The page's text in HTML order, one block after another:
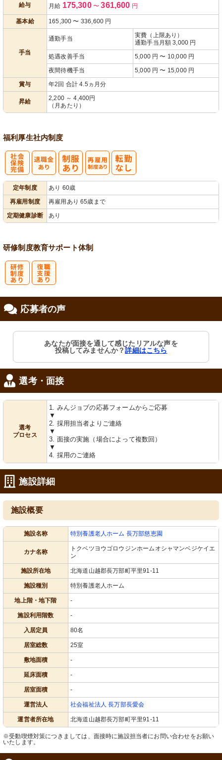
給与 月給 175,300 〜 361,600 円
基本給 165,300 〜 336,600 円
手当
通勤手当
実費（上限あり）
通勤手当月額 3,000 円
処遇改善手当
5,000 円 〜 10,000 円
夜間待機手当
5,000 円 〜 15,000 円
賞与
年2回 合計 4.5ヵ月分
昇給
2,200 ～ 4,400円
（月あたり）
福利厚生社内制度
定年制度
あり 60歳
再雇用制度
再雇用あり 65歳まで
定期健康診断
あり
研修制度教育サポート体制
応募者の声
あなたが面接を通して感じたリアルな声を
投稿してみませんか？詳細はこちら
選考・面接
選考
プロセス
1. みんジョブの応募フォームからご応募
▼
2. 採用担当者よりご連絡
▼
3. 面接の実施（場合によって複数回）
▼
4. 採用のご連絡
施設詳細
施設概要
施設名称 特別養護老人ホーム 長万部慈恵園
カナ名称
トクベツヨウゴロウジンホームオシャマンベジケイエ
ン
施設所在地 北海道山越郡長万部町平里91-11
施設種別 特別養護老人ホーム
地上階・地下階 -
施設利用階数 -
入居定員 80名
居室総数 25室
敷地面積 -
延床面積 -
居室面積 -
運営法人 社会福祉法人 長万部長愛会
運営者所在地 北海道山越郡長万部町平里91-11
※受動喫煙対策につきましては、面接時に施設担当者にお問い合わせをお願い
いたします。